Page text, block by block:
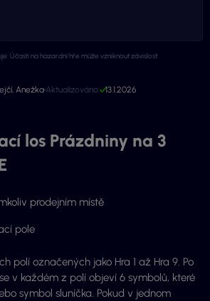
Účastí na hazardní hře může vzniknout závislost.
, Anežka Aktualizováno: 13.1.2026
los Prázdniny na 3
prodejním místě
pole
polí označených jako Hra 1 až Hra 9. Po
v každém z polí objeví 6 symbolů, které
symbol sluníčka. Pokud v jednom